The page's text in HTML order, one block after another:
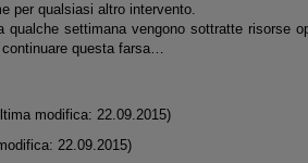
per qualsiasi altro intervento.
qualche settimana vengono sottratte risorse
questa farsa…
modifica: 22.09.2015)
22.09.2015)